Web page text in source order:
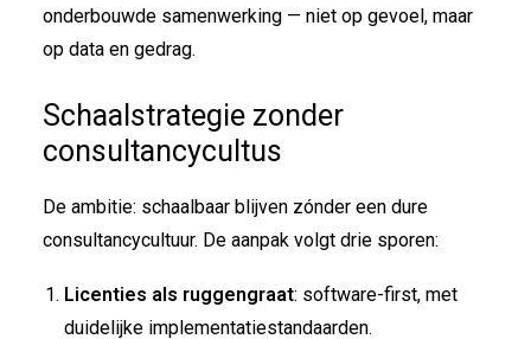
onderbouwde samenwerking — niet op gevoel, maar
op data en gedrag.
Schaalstrategie zonder
consultancycultus
De ambitie: schaalbaar blijven zónder een dure
consultancycultuur. De aanpak volgt drie sporen:
Licenties als ruggengraat: software-first, met
duidelijke implementatiestandaarden.